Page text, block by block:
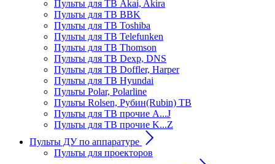
Пульты для ТВ Akai, Akira
Пульты для ТВ BBK
Пульты для ТВ Toshiba
Пульты для ТВ Telefunken
Пульты для ТВ Thomson
Пульты для ТВ Dexp, DNS
Пульты для ТВ Doffler, Harper
Пульты для ТВ Hyundai
Пульты Polar, Polarline
Пульты Rolsen, Рубин(Rubin) ТВ
Пульты для ТВ прочие A...J
Пульты для ТВ прочие K...Z
Пульты ДУ по аппаратуре
Пульты для проекторов